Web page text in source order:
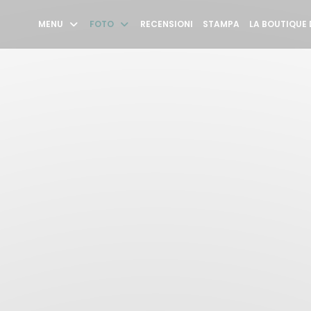
MENU FOTO RECENSIONI STAMPA LA BOUTIQUE